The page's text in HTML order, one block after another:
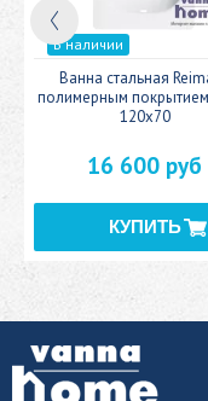
В наличии
Ванна стальная
полимерным
120x70
16 600 руб